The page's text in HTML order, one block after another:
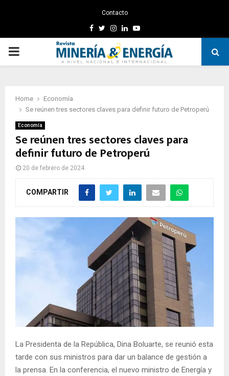
Contacto
Facebook
TwitterInstagram
LinkedinYoutube
PRIMARY
Home
Economía
Se reúnen tres sectores claves para definir futuro de Petroperú
Economía
Se reúnen tres sectores claves para
definir futuro de Petroperú
20 de febrero de 2024
COMPARTIR
La Presidenta de la República, Dina Boluarte, se reunió esta
tarde con sus ministros para dar un balance de gestión a
la prensa. En la conferencia, el nuevo ministro de Energía y